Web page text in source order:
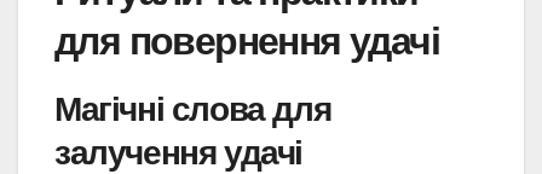
для повернення удачі
Магічні слова для
залучення удачі